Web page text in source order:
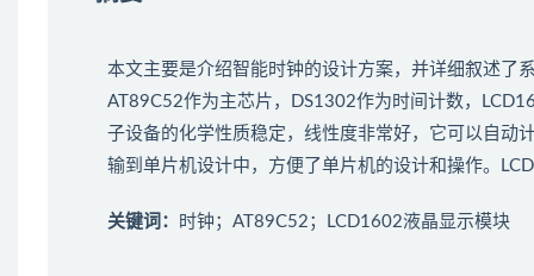
本文主要是介绍智能时钟的设计方案，并详细叙述了
AT89C52作为主芯片，DS1302作为时间计数，
子设备的化学性质稳定，线性度非常好，它可以自动
输到单片机设计中，方便了单片机的设计和操作。
关键词： 时钟；AT89C52；LCD1602液晶显示模块